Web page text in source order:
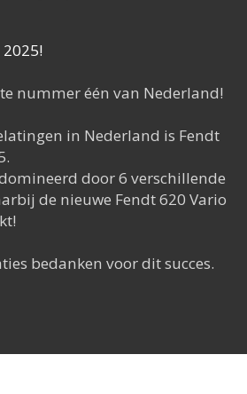
Het Rapide succes
digitale tijdperk
De toekomst
nummer één van Nederland!
in Nederland is Fendt
door 6 verschillende
de nieuwe Fendt 620 Vario
bedanken voor dit succes.